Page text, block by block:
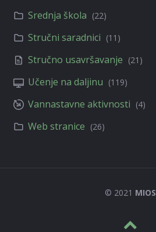
Srednja škola (22)
Stručni saradnici (11)
Stručno usavršavanje (21)
Učenje na daljinu (119)
Vannastavne aktivnosti (4)
Web stranice (26)
© 2021 MIOS